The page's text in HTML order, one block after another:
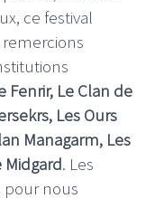
ce festival
remercions
Fenrir, Le Clan de
Les Ours
Managarm, Les
Midgard. Les
nous